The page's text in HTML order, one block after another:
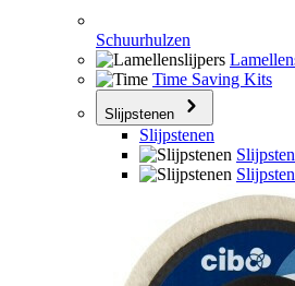
Schuurhulzen
Time Saving Kits
Slijpstenen
Slijpstenen